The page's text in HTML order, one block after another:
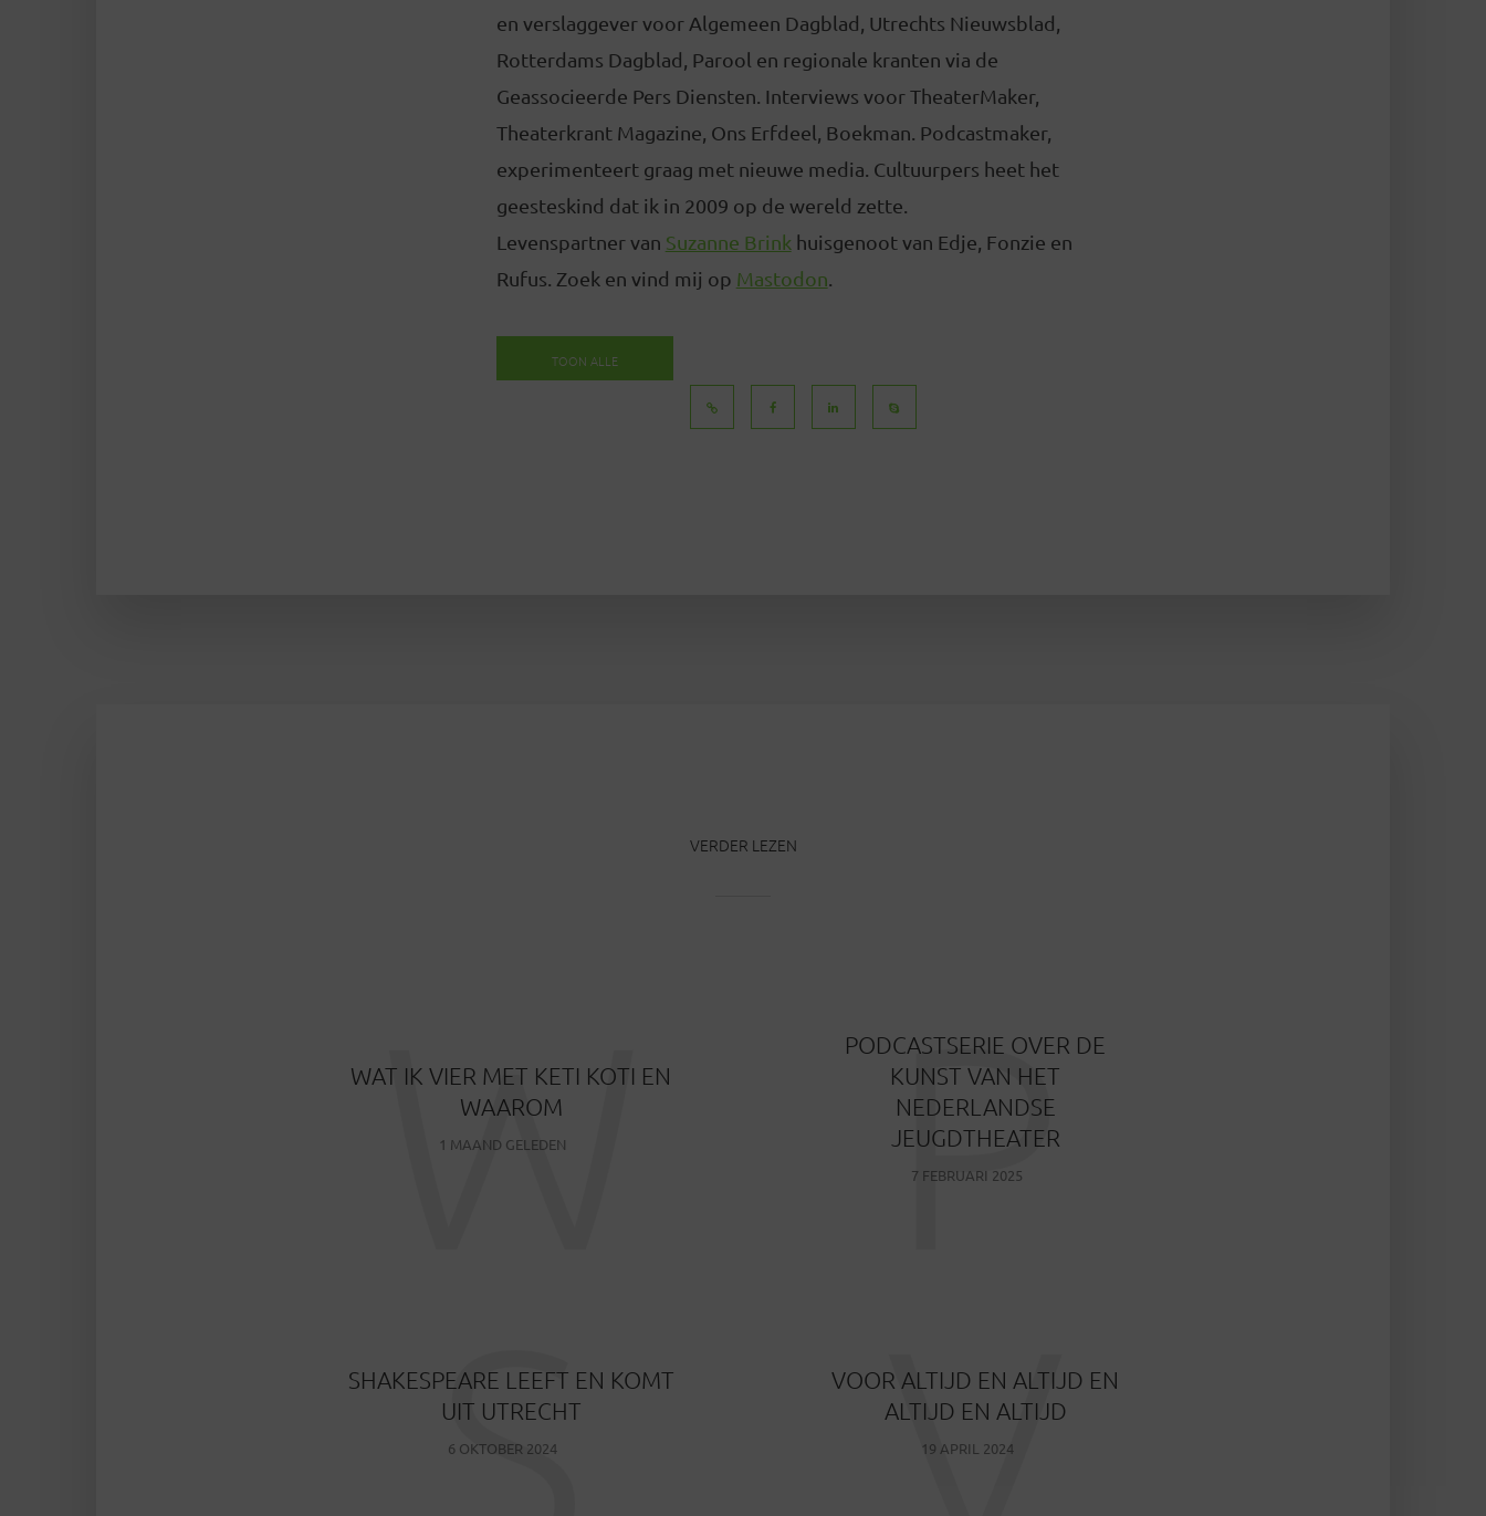
en verslaggever voor Algemeen Dagblad, Utrechts Nieuwsblad,
Rotterdams Dagblad, Parool en regionale kranten via de
Geassocieerde Pers Diensten. Interviews voor TheaterMaker,
Theaterkrant Magazine, Ons Erfdeel, Boekman. Podcastmaker,
experimenteert graag met nieuwe media. Cultuurpers heet het
geesteskind dat ik in 2009 op de wereld zette.
Levenspartner van Suzanne Brink huisgenoot van Edje, Fonzie en
Rufus. Zoek en vind mij op Mastodon.
TOON ALLE
VERDER LEZEN
WAT IK VIER MET KETI KOTI EN
WAAROM
1 MAAND GELEDEN
W
PODCASTSERIE OVER DE
KUNST VAN HET
NEDERLANDSE
JEUGDTHEATER
7 FEBRUARI 2025
P
SHAKESPEARE LEEFT EN KOMT
UIT UTRECHT
6 OKTOBER 2024
S
VOOR ALTIJD EN ALTIJD EN
ALTIJD EN ALTIJD
19 APRIL 2024
V